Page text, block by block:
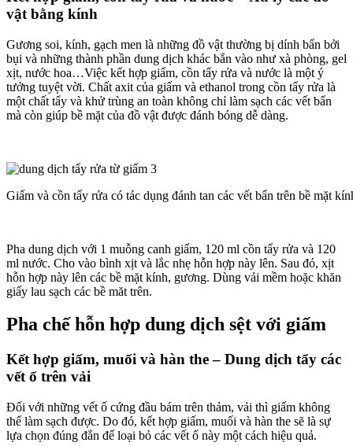
vật bằng kính
Gương soi, kính, gạch men là những đồ vật thường bị dính bẩn bởi
bụi và những thành phần dung dịch khác bắn vào như xà phòng, gel
xịt, nước hoa…Việc kết hợp giấm, cồn tẩy rửa và nước là một ý
tưởng tuyệt vời. Chất axit của giấm và ethanol trong cồn tẩy rửa là
một chất tẩy và khử trùng an toàn không chỉ làm sạch các vết bẩn
mà còn giúp bề mặt của đồ vật được đánh bóng dễ dàng.
Giấm và cồn tẩy rửa có tác dụng đánh tan các vết bẩn trên bề mặt
Pha dung dịch với 1 muỗng canh giấm, 120 ml cồn tẩy rửa và 120
ml nước. Cho vào bình xịt và lắc nhẹ hỗn hợp này lên. Sau đó, xịt
hỗn hợp này lên các bề mặt kính, gương. Dùng vải mềm hoặc khăn
giấy lau sạch các bề măt trên.
Pha chế hỗn hợp dung dịch sệt với giấm
Kết hợp giấm, muối và hàn the – Dung dịch tẩy các
vết ố trên vải
Đối với những vết ố cứng đầu bám trên thảm, vải thì giấm không
thể làm sạch được. Do đó, kết hợp giấm, muối và hàn the sẽ là sự
lựa chọn đúng đắn để loại bỏ các vết ố này một cách hiệu quả.